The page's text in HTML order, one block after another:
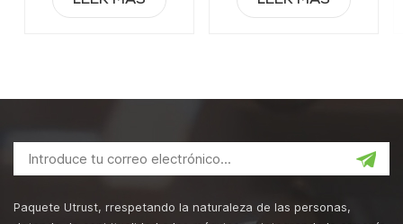
Paquete Utrust, rrespetando la naturaleza de las personas,